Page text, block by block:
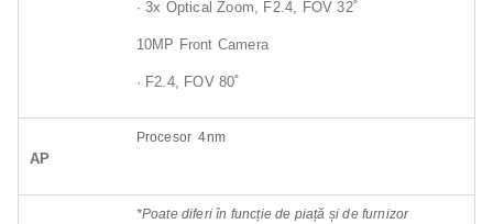
· 3x Optical Zoom, F2.4, FOV 32˚
10MP Front Camera
· F2.4, FOV 80˚
AP
Procesor 4nm
*Poate diferi în funcție de piață și de furnizor